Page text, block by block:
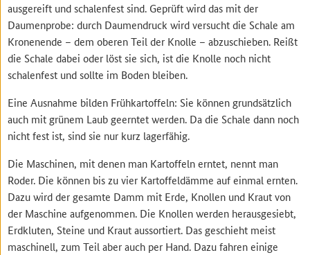
ausgereift und schalenfest sind. Geprüft wird das mit der
Daumenprobe: durch Daumendruck wird versucht die Schale am
Kronenende – dem oberen Teil der Knolle – abzuschieben. Reißt
die Schale dabei oder löst sie sich, ist die Knolle noch nicht
schalenfest und sollte im Boden bleiben.
Eine Ausnahme bilden Frühkartoffeln: Sie können grundsätzlich
auch mit grünem Laub geerntet werden. Da die Schale dann noch
nicht fest ist, sind sie nur kurz lagerfähig.
Die Maschinen, mit denen man Kartoffeln erntet, nennt man
Roder. Die können bis zu vier Kartoffeldämme auf einmal ernten.
Dazu wird der gesamte Damm mit Erde, Knollen und Kraut von
der Maschine aufgenommen. Die Knollen werden herausgesiebt,
Erdkluten, Steine und Kraut aussortiert. Das geschieht meist
maschinell, zum Teil aber auch per Hand. Dazu fahren einige